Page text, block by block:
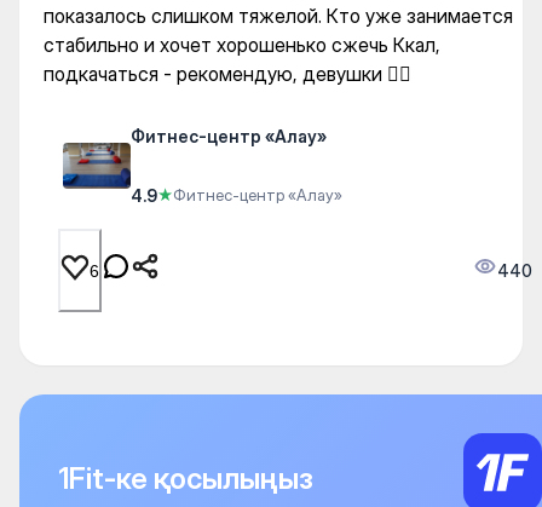
показалось слишком тяжелой. Кто уже занимается
стабильно и хочет хорошенько сжечь Ккал,
подкачаться - рекомендую, девушки 👍🏼
Фитнес-центр «Алау»
4.9★Фитнес-центр «Алау»
6 440
1Fit-ке қосылыңыз